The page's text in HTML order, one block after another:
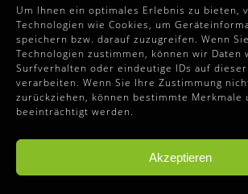
Um Ihnen ein optimales Erlebnis zu bieten,
Technologien wie Cookies, um
speichern bzw. darauf zuzugreifen. Wenn
Technologien zustimmen, können wir Daten
Surfverhalten oder eindeutige IDs auf
verarbeiten. Wenn Sie Ihre Zustimmung
zurückziehen, können bestimmte Merkmale
beeinträchtigt werden.
Akzeptieren
FURTHER INFORMATIONS
Terms and Conditions
Disclaimer
Imprint